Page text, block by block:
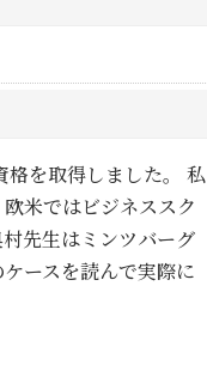
を取得しました。 私
米ではビジネススク
先生はミンツバーグ
ースを読んで実際に